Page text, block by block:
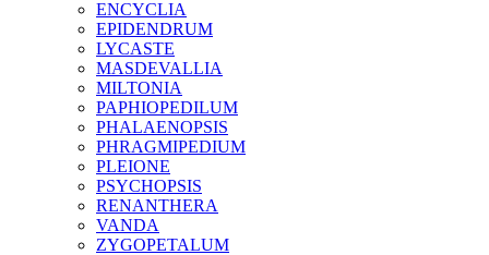
ENCYCLIA
EPIDENDRUM
LYCASTE
MASDEVALLIA
MILTONIA
PAPHIOPEDILUM
PHALAENOPSIS
PHRAGMIPEDIUM
PLEIONE
PSYCHOPSIS
RENANTHERA
VANDA
ZYGOPETALUM